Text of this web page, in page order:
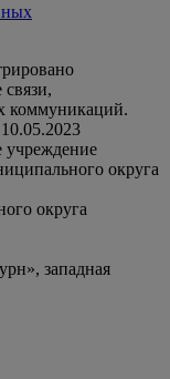
коммуникаций.
учреждение
округа
округа
западная